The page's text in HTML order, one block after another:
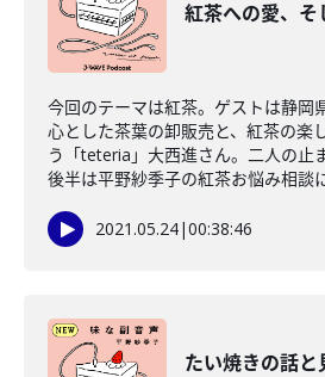
紅茶への愛、そ
今回のテーマは紅茶。ゲストは静岡
心とした茶葉の卸販売と、紅茶の楽
う「teteria」大西進さん。二人の止
後半は平野紗季子の紅茶お悩み相談
2021.05.24|00:38:46
たい焼きの話